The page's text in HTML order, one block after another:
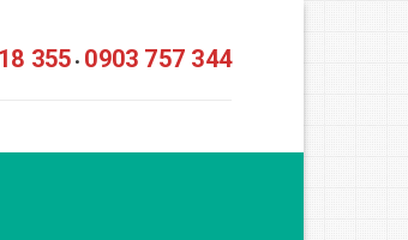
355 • 0903 757 344